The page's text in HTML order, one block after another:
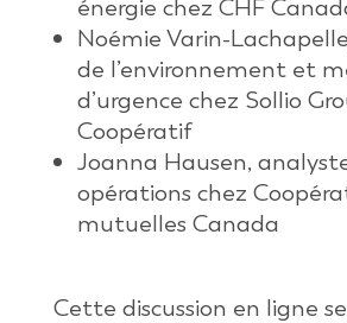
énergie chez CHF
Noémie Varin-
de l’environnement et
d’urgence chez Sollio
Coopératif
Joanna Hausen,
opérations chez
mutuelles Canada
Cette discussion en ligne